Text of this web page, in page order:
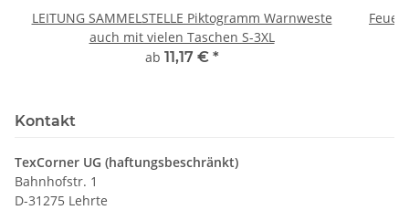
LEITUNG SAMMELSTELLE Piktogramm Warnweste
auch mit vielen Taschen S-3XL
ab 11,17 € *
Kontakt
TexCorner UG (haftungsbeschränkt)
Bahnhofstr. 1
D-31275 Lehrte